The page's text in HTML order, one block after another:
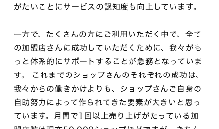
がたいことにサービスの認知度も向上しています。
一方で、たくさんの方にご利用いただく中で、全て
の加盟店さんに成功していただくために、我々がも
っと体系的にサポートすることが急務となっていま
す。 これまでのショップさんのそれぞれの成功は、
我々からの働きかけよりも、ショップさんご自身の
自助努力によって作られてきた要素が大きいと思っ
ています。月間で1回以上売り上げがたっている加